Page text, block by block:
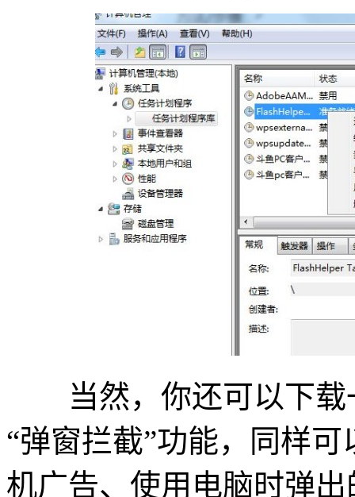
当然，你还可以下载
“弹窗拦截”功能，同样
机广告、使用电脑时弹